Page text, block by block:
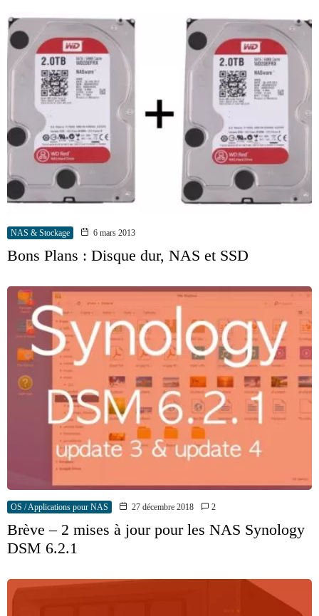
NAS & Stockage 6 mars 2013
Bons Plans : Disque dur, NAS et SSD
OS / Applications pour NAS 27 décembre 2018 2
Brève – 2 mises à jour pour les NAS Synology
DSM 6.2.1